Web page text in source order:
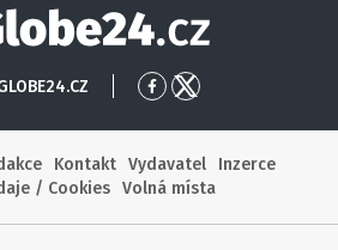
Globe24
Přejít
Facebook
Přejít
X
Kontakt Vydavatel
Inzerce
/ Cookies
Volná místa